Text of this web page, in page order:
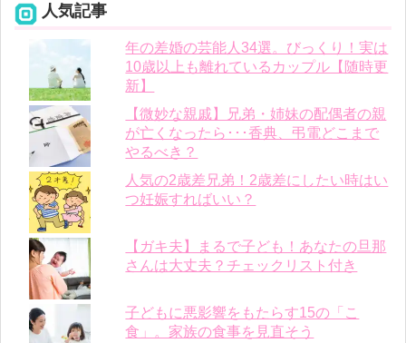
人気記事
年の差婚の芸能人34選。びっくり！実は
10歳以上も離れているカップル【随時更
新】
【微妙な親戚】兄弟・姉妹の配偶者の親
が亡くなったら･･･香典、弔電どこまで
やるべき？
人気の2歳差兄弟！2歳差にしたい時はい
つ妊娠すればいい？
【ガキ夫】まるで子ども！あなたの旦那
さんは大丈夫？チェックリスト付き
子どもに悪影響をもたらす15の「こ
食」。家族の食事を見直そう